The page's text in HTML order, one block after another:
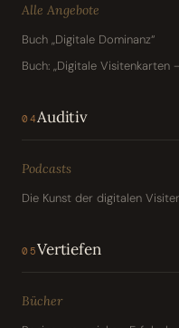
Alle Angebote
Buch „Digitale Dominanz“
Buch: „Digitale Visitenkarten
04Auditiv
Podcasts
Die Kunst der digitalen
05Vertiefen
Bücher